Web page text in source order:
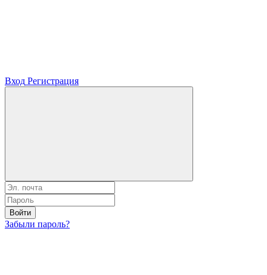
Вход Регистрация
Войти
Забыли пароль?